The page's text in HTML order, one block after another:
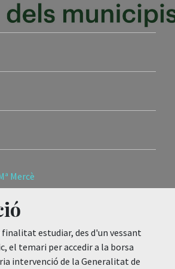
Mercè
estudiar, des d'un vessant
el temari per accedir a la borsa
intervenció de la Generalitat de